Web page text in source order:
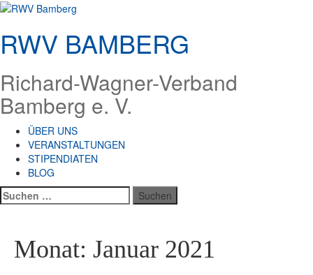
Zum
springen
RWV BAMBERG
Richard-Wagner-Verband
Bamberg e. V.
ÜBER UNS
VERANSTALTUNGEN
STIPENDIATEN
BLOG
Suchen
nach:
Monat: Januar 2021